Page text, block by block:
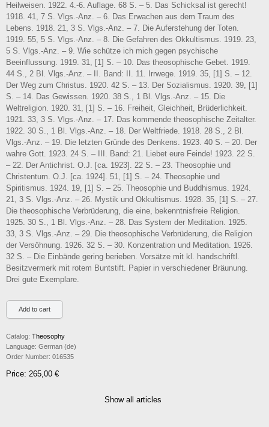
Heilweisen. 1922. 4.-6. Auflage. 68 S. – 5. Das Schicksal ist gerecht!
1918. 41, 7 S. Vlgs.-Anz. – 6. Das Erwachen aus dem Traum des
Lebens. 1918. 21, 3 S. Vlgs.-Anz. – 7. Die Auferstehung der Toten.
1919. 55, 5 S. Vlgs.-Anz. – 8. Die Gefahren des Okkultismus. 1919. 23,
5 S. Vlgs.-Anz. – 9. Wie schütze ich mich gegen psychische
Beeinflussung. 1919. 31, [1] S. – 10. Das theosophische Gebet. 1919.
44 S., 2 Bl. Vlgs.-Anz. – II. Band: II. 11. Irrwege. 1919. 35, [1] S. – 12.
Der Weg zum Christus. 1920. 42 S. – 13. Der Sozialismus. 1920. 39, [1]
S. – 14. Das Gewissen. 1920. 38 S., 1 Bl. Vlgs.-Anz. – 15. Die
Weltreligion. 1920. 31, [1] S. – 16. Freiheit, Gleichheit, Brüderlichkeit.
1921. 33, 3 S. Vlgs.-Anz. – 17. Das kommende theosophische Zeitalter.
1922. 30 S., 1 Bl. Vlgs.-Anz. – 18. Der Weltfriede. 1918. 28 S., 2 Bl.
Vlgs.-Anz. – 19. Die letzten Gründe des Denkens. 1923. 40 S. – 20. Der
wahre Gott. 1923. 24 S. – III. Band: 21. Liebet eure Feinde! 1923. 22 S.
– 22. Der Antichrist. O.J. [ca. 1923]. 22 S. – 23. Theosophie und
Christentum. O.J. [ca. 1924]. 51, [1] S. – 24. Theosophie und
Spiritismus. 1924. 19, [1] S. – 25. Theosophie und Buddhismus. 1924.
21, 3 S. Vlgs.-Anz. – 26. Mystik und Okkultismus. 1928. 35, [1] S. – 27.
Die theosophische Verbrüderung, die eine, bekenntnisfreie Religion.
1925. 30 S., 1 Bl. Vlgs.-Anz. – 28. Das System der Meditation. 1925.
33, 3 S. Vlgs.-Anz. – 29. Die theosophische Verbrüderung, die Religion
der Versöhnung. 1926. 32 S. – 30. Konzentration und Meditation. 1926.
32 S. – Die Einbände gering berieben. Vorsätze mit kl. handschriftl.
Besitzvermerk mit rotem Buntstift. Papier in verschiedener Bräunung.
Drei gute Exemplare.
Catalog: Theosophy
Language: German (de)
Order Number: 016535
Price: 265,00 €
Show all articles